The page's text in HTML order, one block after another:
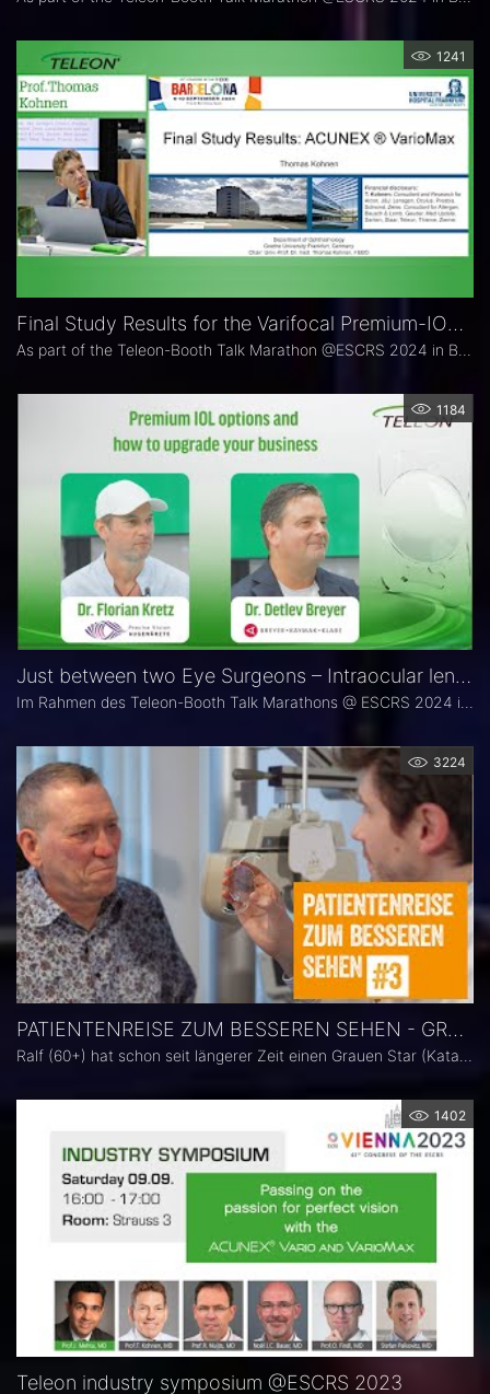
1241
Final Study Results for the Varifocal Premium-IOL ACUNEX VarioMax presented by Prof. Thomas Kohnen
1184
Just between two Eye Surgeons – Intraocular lens options @ESCRS 2024
Im Rahmen des Teleon-Booth Talk Marathons @ ESCRS 2024 in Barcelona sprechen die Experten für refraktive IOL Dr. Detlev Breyer und Dr. Florian Kretz über Premium-IOL-Optionen und wie Sie die Gesundheit Ihrer Patienten und gleichzeitig Ihr eigenes Geschäft weiter verbessern können.
3224
PATIENTENREISE ZUM BESSEREN SEHEN - GRAUER STAR (KATARAKT)
1402
Teleon industry symposium @ESCRS 2023